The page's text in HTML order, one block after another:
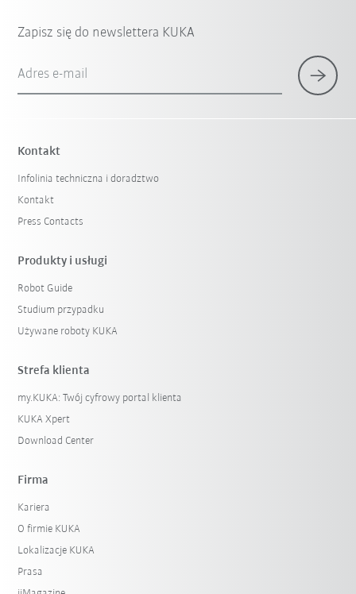
Zapisz się do newslettera KUKA
Adres e-mail
Kontakt
Infolinia techniczna i doradztwo
Kontakt
Press Contacts
Produkty i usługi
Robot Guide
Studium przypadku
Używane roboty KUKA
Strefa klienta
my.KUKA: Twój cyfrowy portal klienta
KUKA Xpert
Download Center
Firma
Kariera
O firmie KUKA
Lokalizacje KUKA
Prasa